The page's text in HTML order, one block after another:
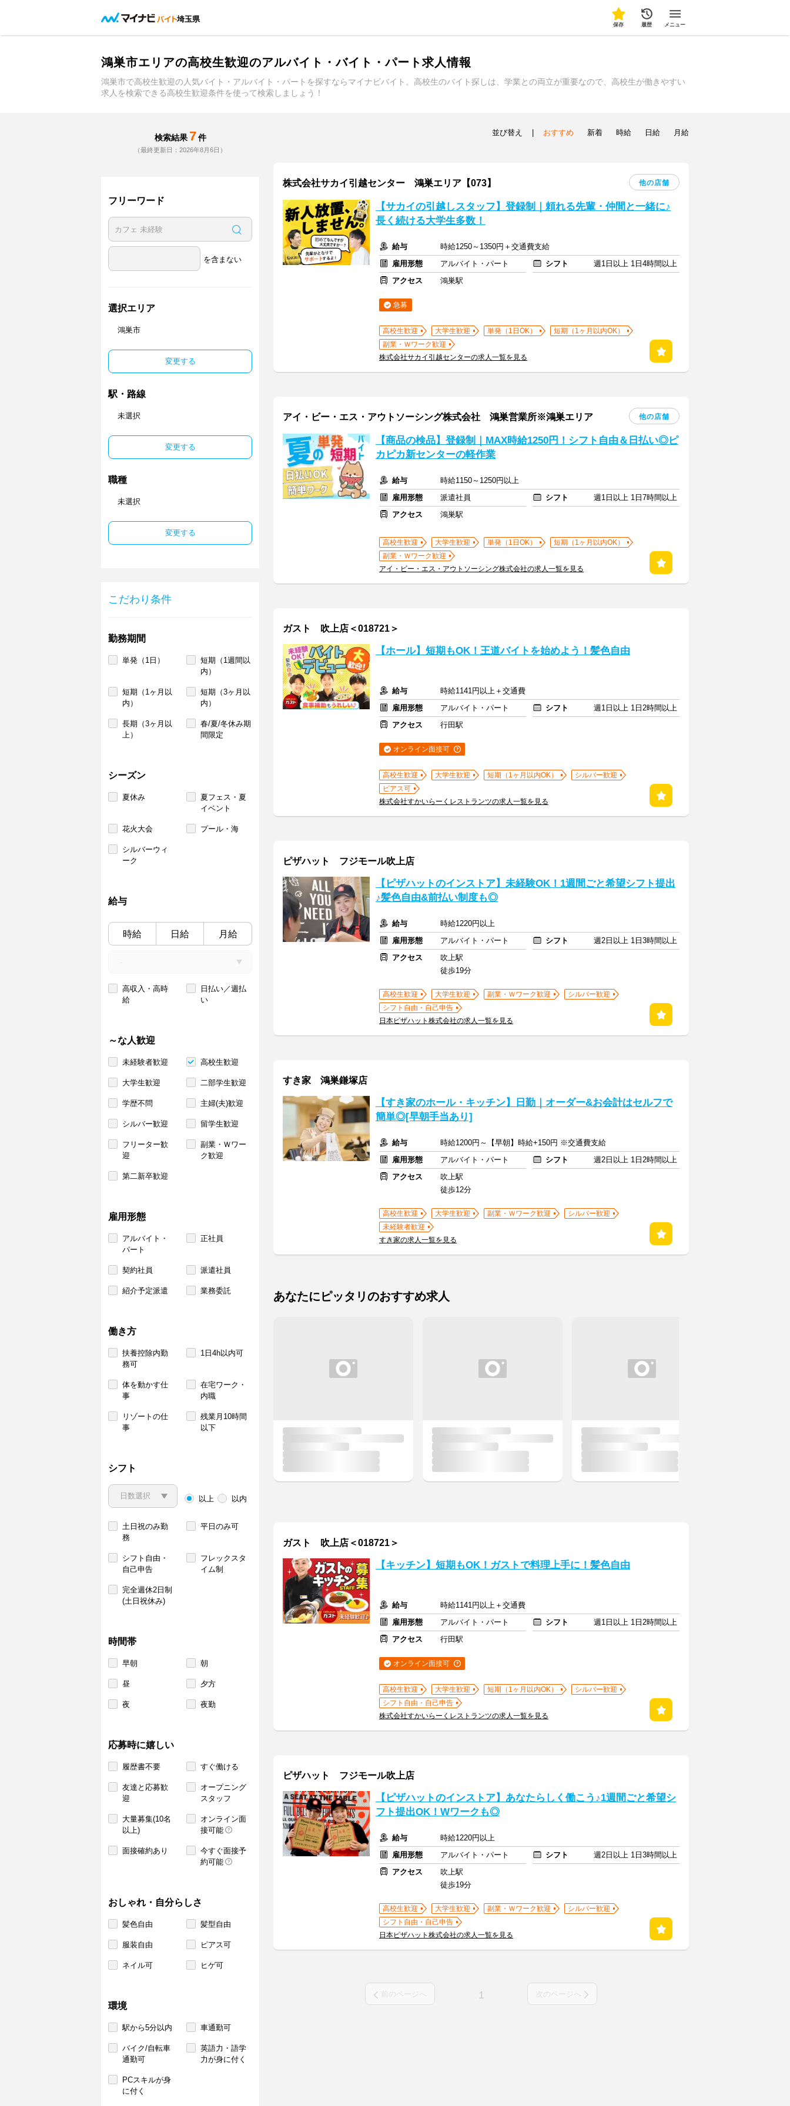
埼玉県
保存 履歴 メニュー
鴻巣市エリアの高校生歓迎のアルバイト・バイト・パート求人情報
鴻巣市で高校生歓迎の人気バイト・アルバイト・パートを探すならマイナビバイト。高校生のバイト探しは、学業との両立が重要なので、高校生が働きやすい
求人を検索できる高校生歓迎条件を使って検索しましょう！
検索結果 7 件
（最終更新日：2026年8月6日）
フリーワード
を含まない
選択エリア
鴻巣市
変更する
駅・路線
未選択
変更する
職種
未選択
変更する
こだわり条件
勤務期間
単発（1日）
短期（1週間以
内）
短期（1ヶ月以
内）
短期（3ヶ月以
内）
長期（3ヶ月以
上）
春/夏/冬休み期
間限定
シーズン
夏休み
夏フェス・夏
イベント
花火大会 プール・海
シルバーウィ
ーク
給与
時給 日給 月給
高収入・高時
給
日払い／週払
い
～な人歓迎
未経験者歓迎 高校生歓迎
大学生歓迎 二部学生歓迎
学歴不問 主婦(夫)歓迎
シルバー歓迎 留学生歓迎
フリーター歓
迎
副業・Ｗワー
ク歓迎
第二新卒歓迎
雇用形態
アルバイト・
パート
正社員
契約社員 派遣社員
紹介予定派遣 業務委託
働き方
扶養控除内勤
務可
1日4h以内可
体を動かす仕
事
在宅ワーク・
内職
リゾートの仕
事
残業月10時間
以下
シフト
以上 以内
土日祝のみ勤
務
平日のみ可
シフト自由・
自己申告
フレックスタ
イム制
完全週休2日制
(土日祝休み)
時間帯
早朝 朝
昼 夕方
夜 夜勤
応募時に嬉しい
履歴書不要 すぐ働ける
友達と応募歓
迎
オープニング
スタッフ
大量募集(10名
以上)
オンライン面
接可能
面接確約あり
今すぐ面接予
約可能
おしゃれ・自分らしさ
髪色自由 髪型自由
服装自由 ピアス可
ネイル可 ヒゲ可
環境
駅から5分以内 車通勤可
バイク/自転車
通勤可
英語力・語学
力が身に付く
PCスキルが身
に付く
並び替え おすすめ 新着 時給 日給 月給
株式会社サカイ引越センター 鴻巣エリア【073】 他の店舗
【サカイの引越しスタッフ】登録制｜頼れる先輩・仲間と一緒に♪
長く続ける大学生多数！
給与
時給1250～1350円＋交通費支給
雇用形態
アルバイト・パート シフト
週1日以上 1日4時間以上
アクセス
鴻巣駅
急募
高校生歓迎 大学生歓迎 単発（1日OK）
短期（1ヶ月以内OK）
副業・Ｗワーク歓迎
株式会社サカイ引越センターの求人一覧を見る
アイ・ビー・エス・アウトソーシング株式会社 鴻巣営業所※鴻巣エリア 他の店舗
【商品の検品】登録制｜MAX時給1250円！シフト自由＆日払い◎ピ
カピカ新センターの軽作業
給与
時給1150～1250円以上
雇用形態
派遣社員 シフト
週1日以上 1日7時間以上
アクセス
鴻巣駅
高校生歓迎 大学生歓迎 単発（1日OK）
短期（1ヶ月以内OK）
副業・Ｗワーク歓迎
アイ・ビー・エス・アウトソーシング株式会社の求人一覧を見る
ガスト 吹上店＜018721＞
【ホール】短期もOK！王道バイトを始めよう！髪色自由
給与
時給1141円以上＋交通費
雇用形態
アルバイト・パート シフト
週1日以上 1日2時間以上
アクセス
行田駅
オンライン面接可
高校生歓迎 大学生歓迎 短期（1ヶ月以内OK）
シルバー歓迎
ピアス可
株式会社すかいらーくレストランツの求人一覧を見る
ピザハット フジモール吹上店
【ピザハットのインストア】未経験OK！1週間ごと希望シフト提出
♪髪色自由&前払い制度も◎
給与
時給1220円以上
雇用形態
アルバイト・パート シフト
週2日以上 1日3時間以上
アクセス
吹上駅
徒歩19分
高校生歓迎 大学生歓迎 副業・Ｗワーク歓迎
シルバー歓迎
シフト自由・自己申告
日本ピザハット株式会社の求人一覧を見る
すき家 鴻巣鎌塚店
【すき家のホール・キッチン】日勤｜オーダー&お会計はセルフで
簡単◎[早朝手当あり]
給与
時給1200円～【早朝】時給+150円 ※交通費支給
雇用形態
アルバイト・パート シフト
週2日以上 1日2時間以上
アクセス
吹上駅
徒歩12分
高校生歓迎 大学生歓迎 副業・Ｗワーク歓迎
シルバー歓迎
未経験者歓迎
すき家の求人一覧を見る
あなたにピッタリのおすすめ求人
ガスト 吹上店＜018721＞
【キッチン】短期もOK！ガストで料理上手に！髪色自由
給与
時給1141円以上＋交通費
雇用形態
アルバイト・パート シフト
週1日以上 1日2時間以上
アクセス
行田駅
オンライン面接可
高校生歓迎 大学生歓迎 短期（1ヶ月以内OK）
シルバー歓迎
シフト自由・自己申告
株式会社すかいらーくレストランツの求人一覧を見る
ピザハット フジモール吹上店
【ピザハットのインストア】あなたらしく働こう♪1週間ごと希望シ
フト提出OK！Wワークも◎
給与
時給1220円以上
雇用形態
アルバイト・パート シフト
週2日以上 1日3時間以上
アクセス
吹上駅
徒歩19分
高校生歓迎 大学生歓迎 副業・Ｗワーク歓迎
シルバー歓迎
シフト自由・自己申告
日本ピザハット株式会社の求人一覧を見る
前のページへ 1 次のページへ